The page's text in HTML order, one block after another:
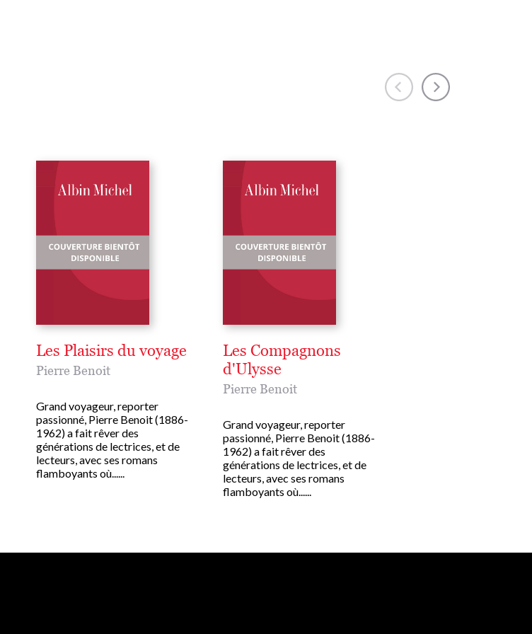
Les Plaisirs du voyage
Pierre Benoit
Grand voyageur, reporter
passionné, Pierre Benoit (1886-
1962) a fait rêver des
générations de lectrices, et de
lecteurs, avec ses romans
flamboyants où......
Les Compagnons
d'Ulysse
Pierre Benoit
Grand voyageur, reporter
passionné, Pierre Benoit (1886-
1962) a fait rêver des
générations de lectrices, et de
lecteurs, avec ses romans
flamboyants où......